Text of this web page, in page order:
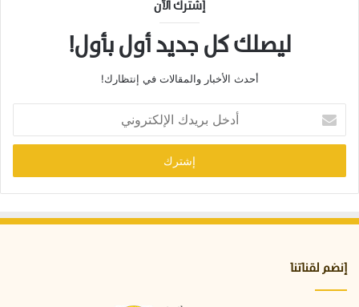
إشترك الآن
ليصلك كل جديد أول بأول!
أحدث الأخبار والمقالات في إنتظارك!
خ
ب
ر
ا
إنضم لقناتنا